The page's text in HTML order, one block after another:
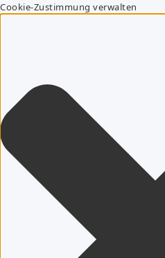
Cookie-Zustimmung verwalten